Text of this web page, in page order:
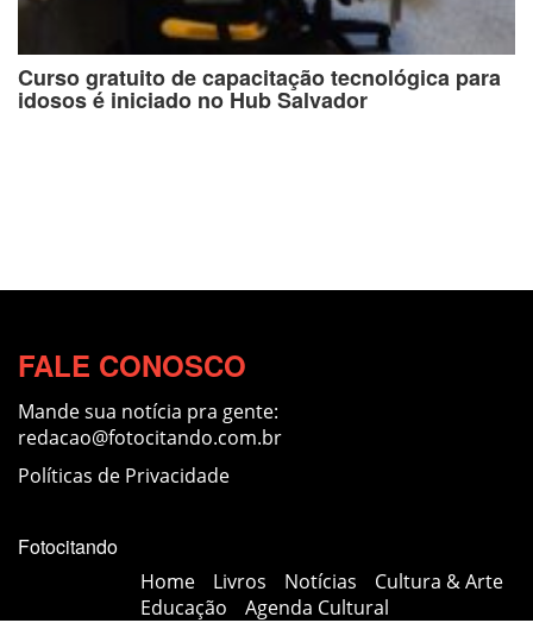
Curso gratuito de capacitação tecnológica para
idosos é iniciado no Hub Salvador
FALE CONOSCO
Mande sua notícia pra gente:
redacao@fotocitando.com.br
Políticas de Privacidade
Fotocitando
Home Livros Notícias
Cultura & Arte
Educação
Agenda Cultural